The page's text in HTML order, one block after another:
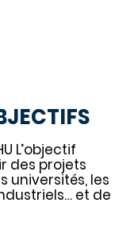
L’objectif
des projets
universités, les
et de